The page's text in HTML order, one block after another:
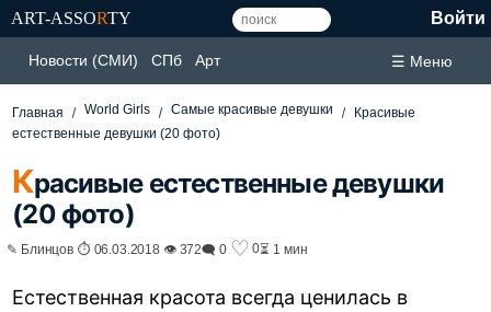
ART-ASSORTY Войти
Новости (СМИ) СПб Арт ☰ Меню
Главная World Girls Самые красивые девушки
Красивые
естественные девушки (20 фото)
Красивые естественные девушки
(20 фото)
✎ Блинцов ⏱ 06.03.2018 👁 372🗨 0 ♡ 0⏳ 1 мин
Естественная красота всегда ценилась в